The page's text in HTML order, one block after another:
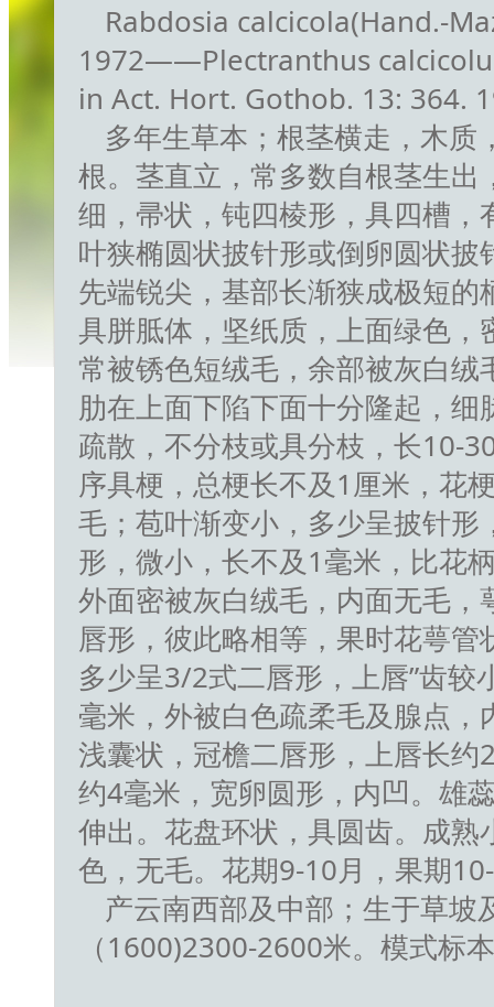
Rabdosia calcicola(Hand.-
1972——Plectranthus
in Act. Hort. Gothob. 13: 364.
多年生草本；根茎横走，木
根。茎直立，常多数自根茎生
细，帚状，钝四棱形，具四槽
叶狭椭圆状披针形或倒卵圆状
先端锐尖，基部长渐狭成极短
具胼胝体，坚纸质，上面绿色
常被锈色短绒毛，余部被灰白
肋在上面下陷下面十分隆起，
疏散，不分枝或具分枝，长10-
序具梗，总梗长不及1厘米，花
毛；苞叶渐变小，多少呈披针
形，微小，长不及1毫米，比花
外面密被灰白绒毛，内面无毛
唇形，彼此略相等，果时花萼
多少呈3/2式二唇形，上唇”齿较
毫米，外被白色疏柔毛及腺点
浅囊状，冠檐二唇形，上唇长
约4毫米，宽卵圆形，内凹。雄
伸出。花盘环状，具圆齿。成
色，无毛。花期9-10月，果期
产云南西部及中部；生于草
（1600)2300-2600米。模式标